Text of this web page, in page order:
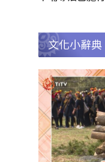
文化小辭典